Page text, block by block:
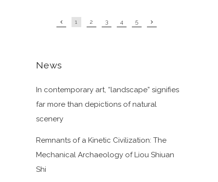
1 2 3 4 5
News
In contemporary art, “landscape” signifies
far more than depictions of natural
scenery
Remnants of a Kinetic Civilization: The
Mechanical Archaeology of Liou Shiuan
Shi